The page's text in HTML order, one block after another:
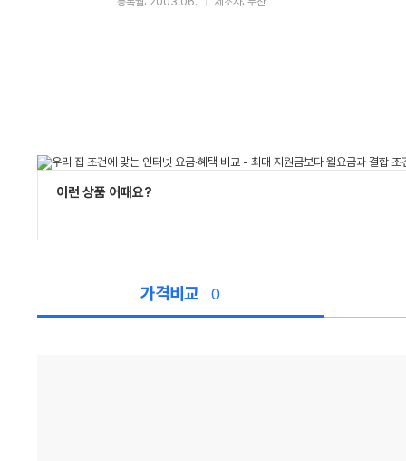
이런 상품 어때요?
가격비교 0